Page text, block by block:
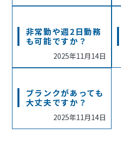
非常勤や週2日勤務
も可能ですか？
2025年11月14日
ブランクがあっても
大丈夫ですか？
2025年11月14日